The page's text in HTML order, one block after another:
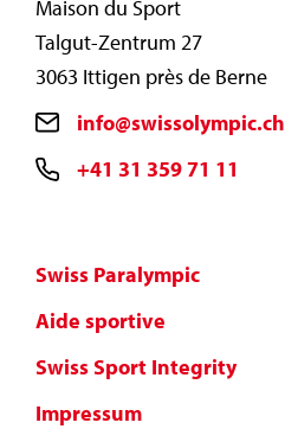
Maison du Sport
Talgut-Zentrum 27
3063 Ittigen près de Berne
info@swissolympic.ch
+41 31 359 71 11
Swiss Paralympic
Aide sportive
Swiss Sport Integrity
Impressum